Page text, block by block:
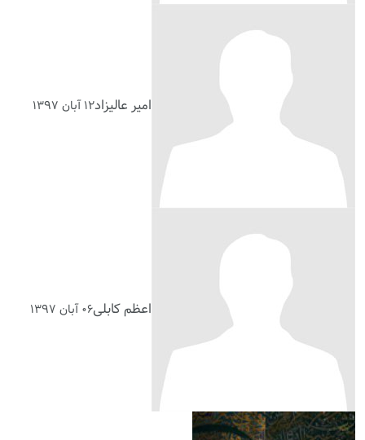
امیر عالیزاد۱۲ آبان ۱۳۹۷
اعظم کابلی۰۶ آبان ۱۳۹۷